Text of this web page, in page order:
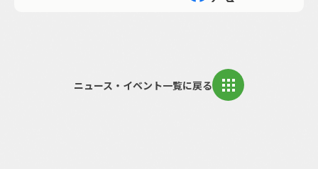
ニュース・イベント一覧に戻る